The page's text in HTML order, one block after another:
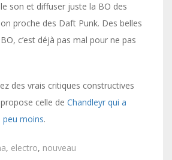
son et diffuser juste la BO des
proche des Daft Punk. Des belles
c’est déjà pas mal pour ne pas
des vrais critiques constructives
celle de Chandleyr qui a
peu moins.
, electro, nouveau